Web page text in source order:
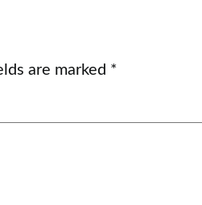
are marked *